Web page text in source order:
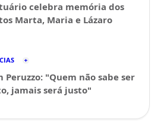
celebra memória dos
Marta, Maria e Lázaro
Peruzzo: "Quem não sabe ser
jamais será justo"